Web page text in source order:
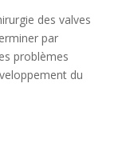
des valves
par
problèmes
du